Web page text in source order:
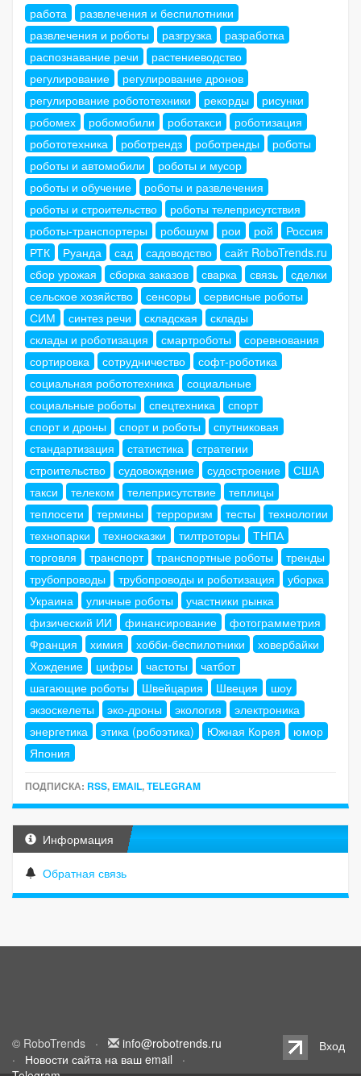
работа
развлечения и беспилотники
развлечения и роботы
разгрузка
разработка
распознавание речи
растениеводство
регулирование
регулирование дронов
регулирование робототехники
рекорды
рисунки
робомех
робомобили роботакси
роботизация
робототехника
роботрендз роботренды
роботы
роботы и автомобили
роботы и мусор
роботы и обучение
роботы и развлечения
роботы и строительство
роботы телеприсутствия
роботы-транспортеры
робошум рои рой
Россия
РТК
Руанда сад садоводство
сайт RoboTrends.ru
сбор урожая
сборка заказов сварка связь
сделки
сельское хозяйство
сенсоры
сервисные роботы
СИМ
синтез речи складская
склады
склады и роботизация
смартроботы
соревнования
сортировка
сотрудничество
софт-роботика
социальная робототехника
социальные
социальные роботы
спецтехника
спорт
спорт и дроны
спорт и роботы
спутниковая
стандартизация
статистика
стратегии
строительство
судовождение судостроение
США
такси
телеком телеприсутствие
теплицы
теплосети
термины терроризм тесты
технологии
технопарки
техносказки тилтроторы
ТНПА
торговля
транспорт транспортные роботы
тренды
трубопроводы
трубопроводы и роботизация
уборка
Украина
уличные роботы
участники рынка
физический ИИ
финансирование
фотограмметрия
Франция
химия хобби-беспилотники
ховербайки
Хождение
цифры частоты
чатбот
шагающие роботы
Швейцария Швеция
шоу
экзоскелеты
эко-дроны экология
электроника
энергетика
этика (робоэтика) Южная Корея
юмор
Япония
ПОДПИСКА: RSS, EMAIL,TELEGRAM
Информация
Обратная связь
© RoboTrends ·
info@robotrends.ru
· Новости сайта на ваш email ·
Вход